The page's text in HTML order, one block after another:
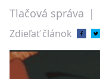
Tlačová správa |
Zdieľať článok